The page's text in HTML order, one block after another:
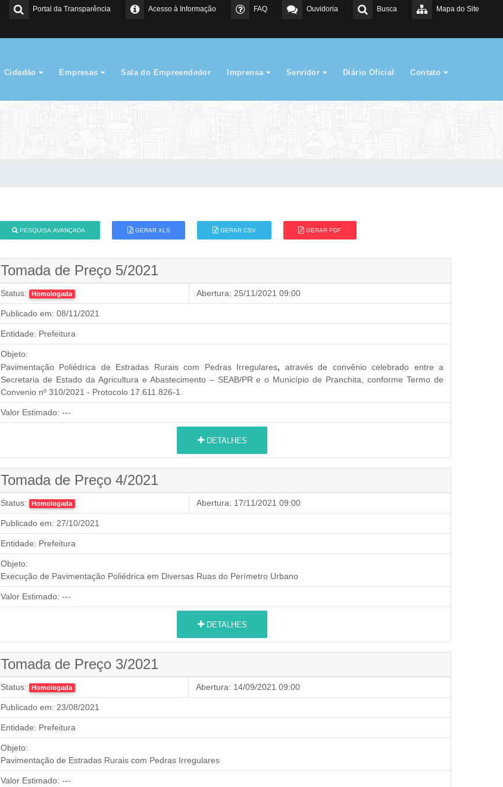
Mapa do Site
Busca
Ouvidoria
FAQ
Acesso à Informação
Portal da Transparência
Cidadão Empresas Sala do Empreendedor Imprensa Servidor Diário Oficial Contato
PESQUISA AVANÇADA GERAR XLS GERAR CSV GERAR PDF
Tomada de Preço 5/2021
Status: Homologada Abertura: 25/11/2021 09:00
Publicado em: 08/11/2021
Entidade: Prefeitura
Objeto:
Pavimentação Poliédrica de Estradas Rurais com Pedras Irregulares, através de convênio celebrado entre a
Secretaria de Estado da Agricultura e Abastecimento – SEAB/PR e o Município de Pranchita, conforme Termo de
Convenio nº 310/2021 - Protocolo 17.611.826-1.
Valor Estimado: ---
DETALHES
Tomada de Preço 4/2021
Status: Homologada Abertura: 17/11/2021 09:00
Publicado em: 27/10/2021
Entidade: Prefeitura
Objeto:
Execução de Pavimentação Poliédrica em Diversas Ruas do Perímetro Urbano
Valor Estimado: ---
DETALHES
Tomada de Preço 3/2021
Status: Homologada Abertura: 14/09/2021 09:00
Publicado em: 23/08/2021
Entidade: Prefeitura
Objeto:
Pavimentação de Estradas Rurais com Pedras Irregulares
Valor Estimado: ---